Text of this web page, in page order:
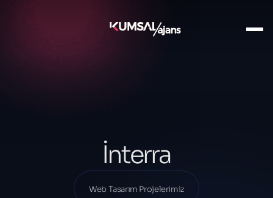
Projelerimiz
Web Tasarım Projelerimiz
İnterra
Web Tasarım Projelerimiz